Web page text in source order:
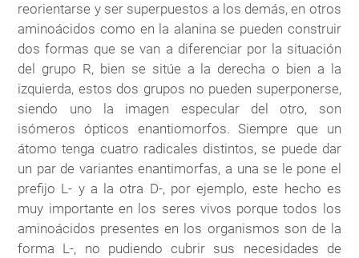
reorientarse y ser superpuestos a los demás, en otros
aminoácidos como en la alanina se pueden construir
dos formas que se van a diferenciar por la situación
del grupo R, bien se sitúe a la derecha o bien a la
izquierda, estos dos grupos no pueden superponerse,
siendo uno la imagen especular del otro, son
isómeros ópticos enantiomorfos. Siempre que un
átomo tenga cuatro radicales distintos, se puede dar
un par de variantes enantimorfas, a una se le pone el
prefijo L- y a la otra D-, por ejemplo, este hecho es
muy importante en los seres vivos porque todos los
aminoácidos presentes en los organismos son de la
forma L-, no pudiendo cubrir sus necesidades de